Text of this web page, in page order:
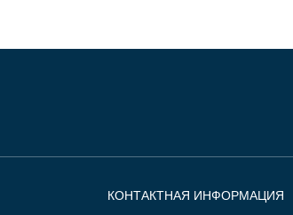
КОНТАКТНАЯ ИНФОРМАЦИЯ